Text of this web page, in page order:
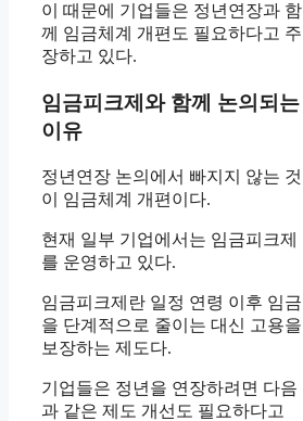
이 때문에 기업들은 정년연장과 함
께 임금체계 개편도 필요하다고 주
장하고 있다.
임금피크제와 함께 논의되는
이유
정년연장 논의에서 빠지지 않는 것
이 임금체계 개편이다.
현재 일부 기업에서는 임금피크제
를 운영하고 있다.
임금피크제란 일정 연령 이후 임금
을 단계적으로 줄이는 대신 고용을
보장하는 제도다.
기업들은 정년을 연장하려면 다음
과 같은 제도 개선도 필요하다고